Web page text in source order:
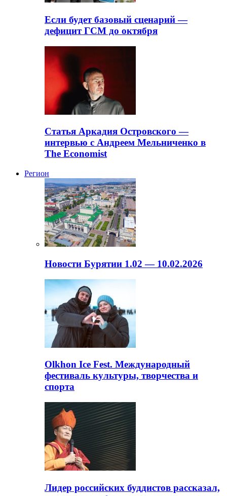
Если будет базовый сценарий —
дефицит ГСМ до октября
Статья Аркадия Островского —
интервью с Андреем Мельниченко в
The Economist
Регион
Новости Бурятии 1.02 — 10.02.2026
Olkhon Ice Fest. Международный
фестиваль культуры, творчества и
спорта
Лидер российских буддистов рассказал,